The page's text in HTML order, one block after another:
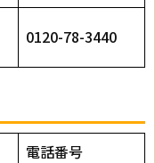
0120-78-3440
電話番号